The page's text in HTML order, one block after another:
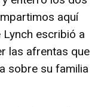
aquí
escribió a
las afrentas que
sobre su familia